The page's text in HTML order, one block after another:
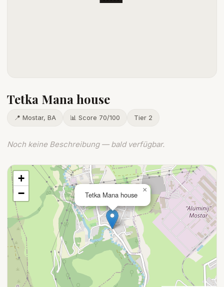
Tetka Mana house
📍 Mostar, BA 📊 Score 70/100 Tier 2
Noch keine Beschreibung — bald verfügbar.
Tetka Mana house
×
+
−